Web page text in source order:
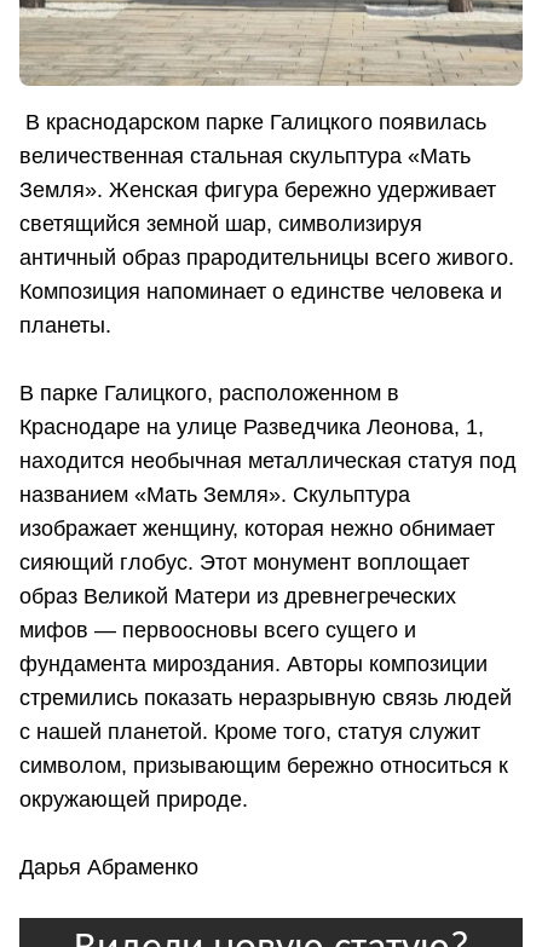
В краснодарском парке Галицкого появилась
величественная стальная скульптура «Мать
Земля». Женская фигура бережно удерживает
светящийся земной шар, символизируя
античный образ прародительницы всего живого.
Композиция напоминает о единстве человека и
планеты.
В парке Галицкого, расположенном в
Краснодаре на улице Разведчика Леонова, 1,
находится необычная металлическая статуя под
названием «Мать Земля». Скульптура
изображает женщину, которая нежно обнимает
сияющий глобус. Этот монумент воплощает
образ Великой Матери из древнегреческих
мифов — первоосновы всего сущего и
фундамента мироздания. Авторы композиции
стремились показать неразрывную связь людей
с нашей планетой. Кроме того, статуя служит
символом, призывающим бережно относиться к
окружающей природе.
Дарья Абраменко